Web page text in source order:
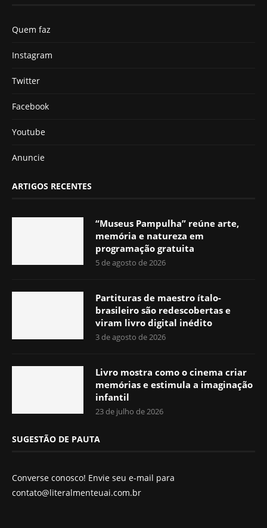
Quem faz
Instagram
Twitter
Facebook
Youtube
Anuncie
ARTIGOS RECENTES
“Museus Pampulha” reúne arte,
memória e natureza em
programação gratuita
5 de agosto de 2026
Partituras de maestro ítalo-
brasileiro são redescobertas e
viram livro digital inédito
3 de agosto de 2026
Livro mostra como o cinema criar
memórias e estimula a imaginação
infantil
23 de julho de 2026
SUGESTÃO DE PAUTA
Converse conosco! Envie seu e-mail para
contato@literalmenteuai.com.br